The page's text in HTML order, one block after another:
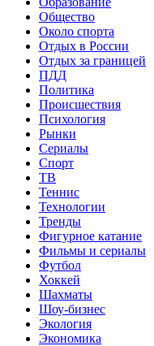
Общество
Около спорта
Отдых в России
Отдых за границей
ПДД
Политика
Происшествия
Психология
Рынки
Сериалы
Спорт
ТВ
Теннис
Технологии
Тренды
Фигурное катание
Фильмы и сериалы
Футбол
Хоккей
Шахматы
Шоу-бизнес
Экология
Экономика